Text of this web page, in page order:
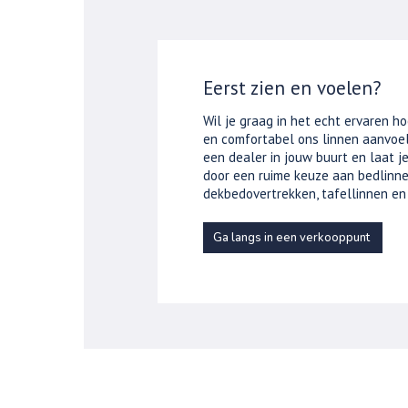
Eerst zien en voelen?
Wil je graag in het echt ervaren
en comfortabel ons linnen
een dealer in jouw buurt en laat
door een ruime keuze aan
dekbedovertrekken, tafellinnen
Ga langs in een verkooppunt